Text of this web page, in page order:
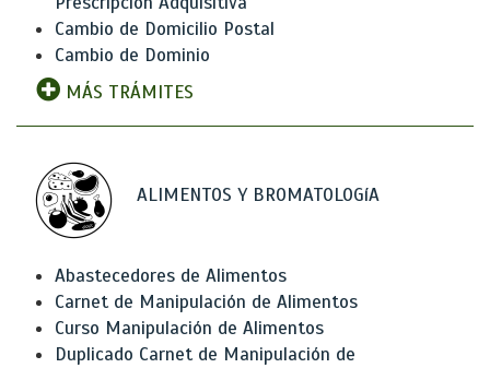
Cambio de Domicilio Postal
Cambio de Dominio
MÁS TRÁMITES
ALIMENTOS Y BROMATOLOGíA
Abastecedores de Alimentos
Carnet de Manipulación de Alimentos
Curso Manipulación de Alimentos
Duplicado Carnet de Manipulación de